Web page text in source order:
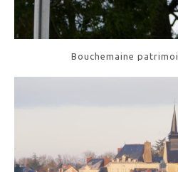
Bouchemaine